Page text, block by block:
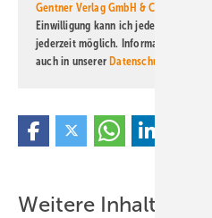
Gentner Verlag GmbH & Co. KG
Einwilligung kann ich jederzeit
jederzeit möglich. Informationen zum
auch in unserer Datenschutzerklärung
Weitere Inhalte